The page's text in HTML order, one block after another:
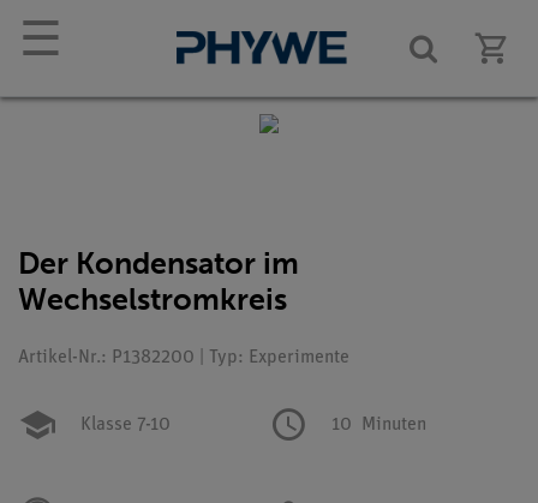
☰
Der Kondensator im
Wechselstromkreis
Artikel-Nr.: P1382200 | Typ: Experimente
Klasse 7-10 10 Minuten